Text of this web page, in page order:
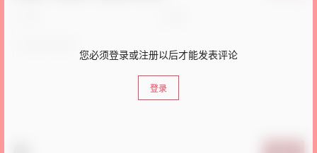
您必须登录或注册以后才能发表评论
登录